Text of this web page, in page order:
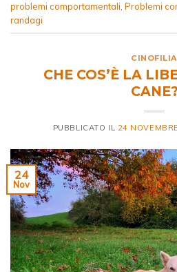
problemi comportamentali, Problemi
randagi
CINOFILIA
CHE COS’È LA
CANE?
PUBBLICATO IL 24
24
Nov